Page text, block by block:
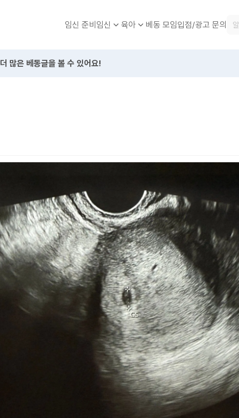
임신 준비임신 육아 베동 모임입점/광고 문의
더 많은 베동글을 볼 수 있어요!